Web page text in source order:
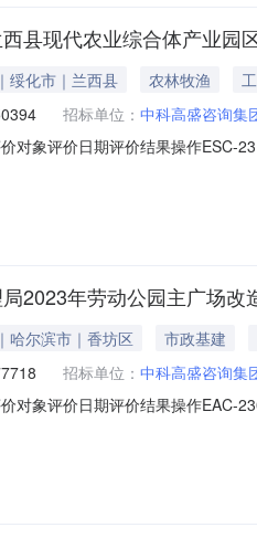
县现代农业综合体产业园
绥化市｜兰西县 农林牧渔
招标单位： 中科高盛咨询集
对象评价日期评价结果操作ESC-
限公司2023-10-10好评（6分）
2023年劳动公园主广场改
哈尔滨市｜香坊区
市政基建
招标单位： 中科高盛咨询集
对象评价日期评价结果操作EAC-
坊区园林管理局刘**2023-10-07